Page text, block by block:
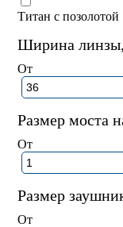
Титан с позолотой
Ширина
От
Размер моста
От
Размер
От